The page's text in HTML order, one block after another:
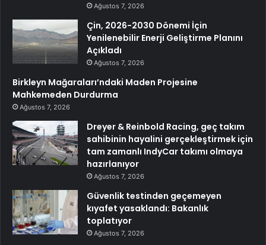
Ağustos 7, 2026
Çin, 2026-2030 Dönemi İçin
Yenilenebilir Enerji Geliştirme Planını
Açıkladı
Ağustos 7, 2026
Birkleyn Mağaraları’ndaki Maden Projesine
Mahkemeden Durdurma
Ağustos 7, 2026
Dreyer & Reinbold Racing, geç takım
sahibinin hayalini gerçekleştirmek için
tam zamanlı IndyCar takımı olmaya
hazırlanıyor
Ağustos 7, 2026
Güvenlik testinden geçemeyen
kıyafet yasaklandı: Bakanlık
toplatıyor
Ağustos 7, 2026